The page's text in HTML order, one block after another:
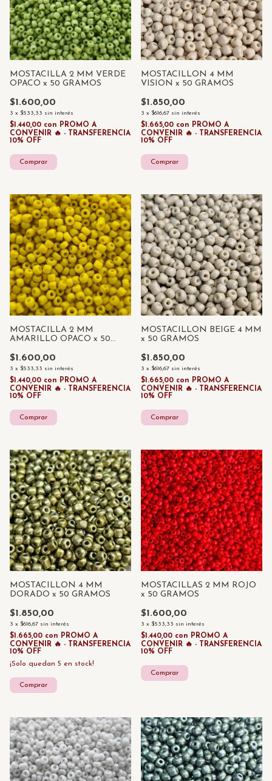
MOSTACILLA 2 MM VERDE
OPACO x 50 GRAMOS
$1.600,00
3 x $533,33 sin interés
$1.440,00 con PROMO A
CONVENIR 🔥 - TRANSFERENCIA
10% OFF
MOSTACILLON 4 MM
VISION x 50 GRAMOS
$1.850,00
3 x $616,67 sin interés
$1.665,00 con PROMO A
CONVENIR 🔥 - TRANSFERENCIA
10% OFF
MOSTACILLA 2 MM
AMARILLO OPACO x 50
$1.600,00
3 x $533,33 sin interés
$1.440,00 con PROMO A
CONVENIR 🔥 - TRANSFERENCIA
10% OFF
MOSTACILLON BEIGE 4 MM
x 50 GRAMOS
$1.850,00
3 x $616,67 sin interés
$1.665,00 con PROMO A
CONVENIR 🔥 - TRANSFERENCIA
10% OFF
MOSTACILLON 4 MM
DORADO x 50 GRAMOS
$1.850,00
3 x $616,67 sin interés
$1.665,00 con PROMO A
CONVENIR 🔥 - TRANSFERENCIA
10% OFF
¡Solo quedan 5 en stock!
MOSTACILLAS 2 MM ROJO
x 50 GRAMOS
$1.600,00
3 x $533,33 sin interés
$1.440,00 con PROMO A
CONVENIR 🔥 - TRANSFERENCIA
10% OFF